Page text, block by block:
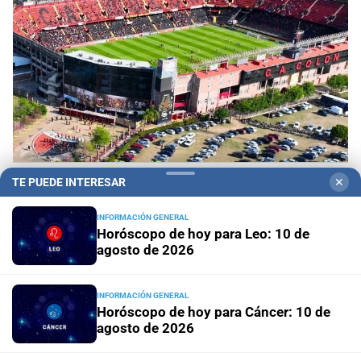
Recomendaciones
Cortes y desvíos en Santa Fe
por el partido de Colón: qué calles estarán
afectadas y cómo circularán los colectivos
Municipalidad
aplican vacunas contra la gripe, neumonía, VSR y
coqueluche
ActualizaciónSuben las multas en Santa Fe: cómo
TE PUEDE INTERESAR ✕
INFORMACIÓN GENERAL
Horóscopo de hoy para Leo: 10 de
agosto de 2026
INFORMACIÓN GENERAL
Horóscopo de hoy para Cáncer: 10 de
agosto de 2026